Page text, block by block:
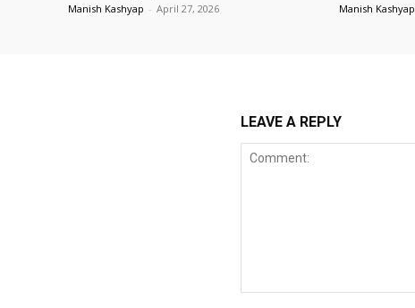
Manish Kashyap - April 27, 2026 Manish Kashyap
LEAVE A REPLY